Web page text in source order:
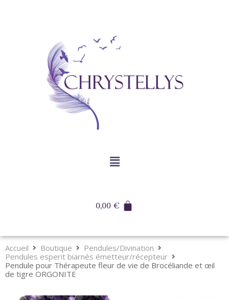
0,00€
Accueil Boutique
Pendules/Divination
Pendules esperit biarnés émetteur/récepteur
Pendule pour Thérapeute fleur de vie de Brocéliande et œil
de tigre ORGONITE